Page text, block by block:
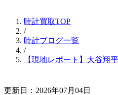
時計買取TOP
/
時計ブログ一覧
/
【現地レポート】大谷翔
更新日：2026年07月04日